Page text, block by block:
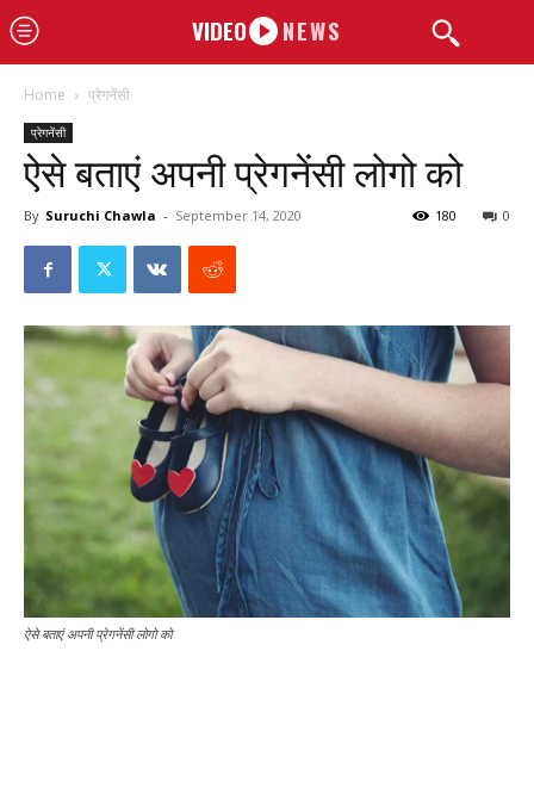
VIDEO NEWS
Home प्रेगनेंसी
प्रेगनेंसी
ऐसे बताएं अपनी प्रेगनेंसी लोगो को
By Suruchi Chawla - September 14, 2020 0
180
ऐसे बताएं अपनी प्रेगनेंसी लोगो को